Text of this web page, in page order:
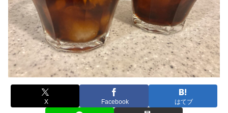
X Facebook はてブ